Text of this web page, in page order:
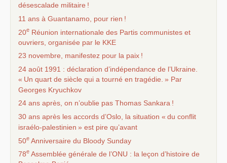
désescalade militaire !
11 ans à Guantanamo, pour rien !
20e Réunion internationale des Partis communistes et
ouvriers, organisée par le KKE
23 novembre, manifestez pour la paix !
24 août 1991 : déclaration d’indépendance de l’Ukraine.
« Un quart de siècle qui a tourné en tragédie. » Par
Georges Kryuchkov
24 ans après, on n’oublie pas Thomas Sankara !
30 ans après les accords d’Oslo, la situation « du conflit
israélo-palestinien » est pire qu’avant
50e Anniversaire du Bloody Sunday
78e Assemblée générale de l’ONU : la leçon d’histoire de